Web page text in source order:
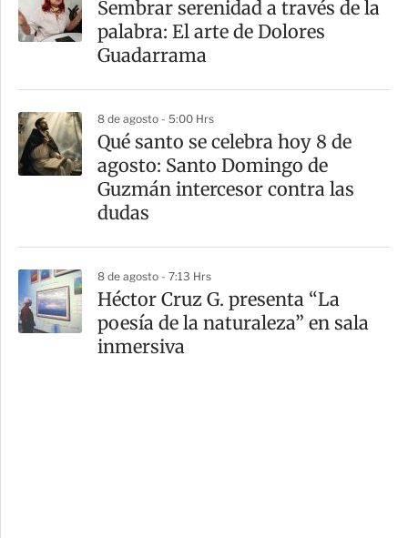
Sembrar serenidad a través de la
palabra: El arte de Dolores
Guadarrama
8 de agosto - 5:00 Hrs
Qué santo se celebra hoy 8 de
agosto: Santo Domingo de
Guzmán intercesor contra las
dudas
8 de agosto - 7:13 Hrs
Héctor Cruz G. presenta “La
poesía de la naturaleza” en sala
inmersiva